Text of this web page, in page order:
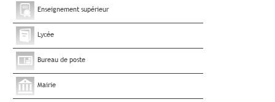
Enseignement supérieur
Lycée
Bureau de poste
Mairie